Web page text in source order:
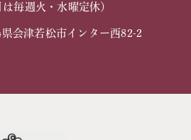
は毎週火・水曜定休）
会津若松市インター西82-2